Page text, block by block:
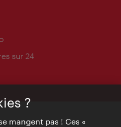
sur 24
?
mangent pas ! Ces «